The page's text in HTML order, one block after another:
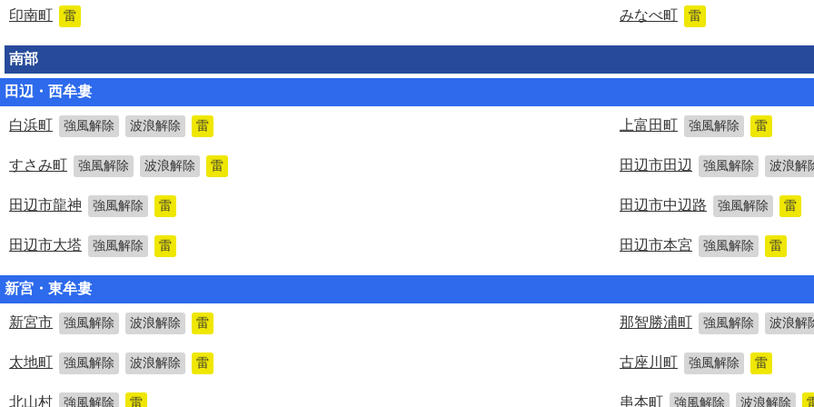
印南町 雷 みなべ町 雷
南部
田辺・西牟婁
白浜町 強風解除 波浪解除 雷 上富田町 強風解除 雷
すさみ町 強風解除 波浪解除 雷 田辺市田辺 強風解除 波浪解
田辺市龍神 強風解除 雷 田辺市中辺路 強風解除 雷
田辺市大塔 強風解除 雷 田辺市本宮 強風解除 雷
新宮・東牟婁
新宮市 強風解除 波浪解除 雷 那智勝浦町 強風解除 波浪解
太地町 強風解除 波浪解除 雷 古座川町 強風解除 雷
北山村 強風解除 雷 串本町 強風解除 波浪解除